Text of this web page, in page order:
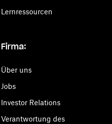
Lernressourcen
Firma:
Über uns
Jobs
Investor Relations
Verantwortung des